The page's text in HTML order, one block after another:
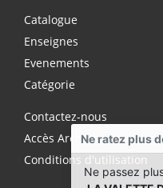
Ne ratez plus
Ne passez
Catalogue
Enseignes
Evenements
Catégorie
Contactez-nous
Accès Archives Premium
Conditions d'utilisation